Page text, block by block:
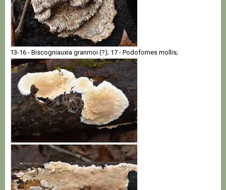
13-16 - Biscogniauxia granmoi (?); 17 - Podofomes mollis;